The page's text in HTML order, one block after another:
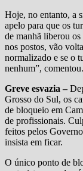
Hoje, no entanto, a
apelo para que os
de manhã liberou
nos postos, vão
normalizado e se o
nenhum”, comentou.
Greve esvazia –
Grosso do Sul, os
de bloqueio em
de profissionais.
feitos pelos
insista em ficar.
O único ponto de